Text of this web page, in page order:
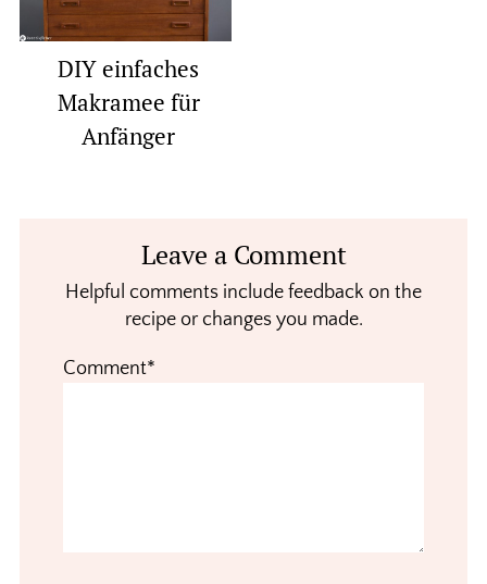
DIY einfaches
Makramee für
Anfänger
InteractionsLeave a Comment
Helpful comments include feedback on the
recipe or changes you made.
Comment*